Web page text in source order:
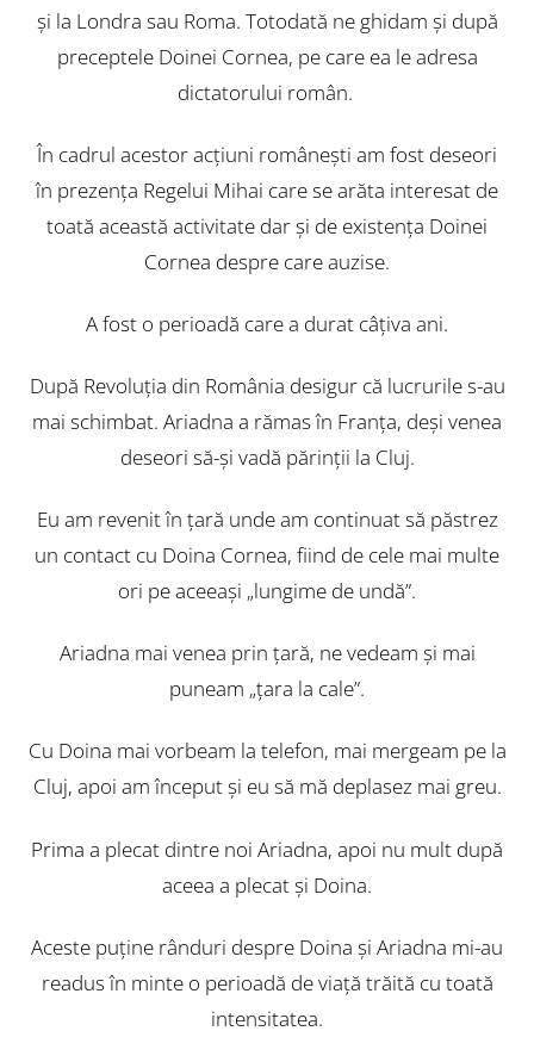
şi la Londra sau Roma. Totodată ne ghidam şi după
preceptele Doinei Cornea, pe care ea le adresa
dictatorului român.
În cadrul acestor acţiuni româneşti am fost deseori
în prezenţa Regelui Mihai care se arăta interesat de
toată această activitate dar şi de existenţa Doinei
Cornea despre care auzise.
A fost o perioadă care a durat câţiva ani.
După Revoluţia din România desigur că lucrurile s-au
mai schimbat. Ariadna a rămas în Franţa, deşi venea
deseori să-şi vadă părinţii la Cluj.
Eu am revenit în ţară unde am continuat să păstrez
un contact cu Doina Cornea, fiind de cele mai multe
ori pe aceeaşi „lungime de undă”.
Ariadna mai venea prin ţară, ne vedeam şi mai
puneam „ţara la cale”.
Cu Doina mai vorbeam la telefon, mai mergeam pe la
Cluj, apoi am început şi eu să mă deplasez mai greu.
Prima a plecat dintre noi Ariadna, apoi nu mult după
aceea a plecat şi Doina.
Aceste puţine rânduri despre Doina şi Ariadna mi-au
readus în minte o perioadă de viaţă trăită cu toată
intensitatea.